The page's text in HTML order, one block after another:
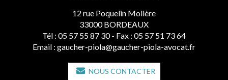
12 rue Poquelin Molière
33000 BORDEAUX
Tél : 05 57 55 87 30 - Fax : 05 57 51 73 64
Email : gaucher-piola@gaucher-piola-avocat.fr
NOUS CONTACTER